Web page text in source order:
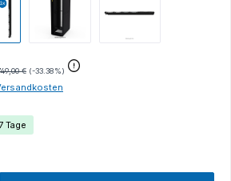
€ (-33.38%)
Tage